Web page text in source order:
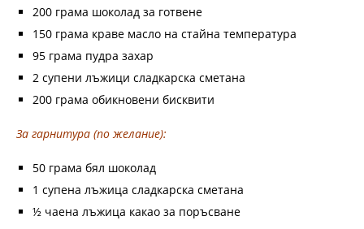
200 грама шоколад за готвене
150 грама краве масло на стайна температура
95 грама пудра захар
2 супени лъжици сладкарска сметана
200 грама обикновени бисквити
За гарнитура (по желание):
50 грама бял шоколад
1 супена лъжица сладкарска сметана
½ чаена лъжица какао за поръсване